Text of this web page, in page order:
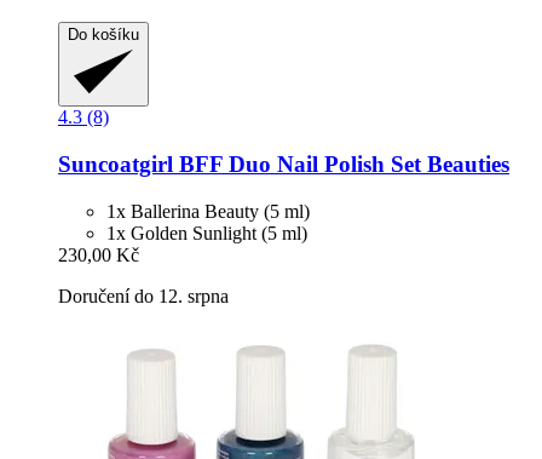
Do košíku
4.3 (8)
Suncoatgirl BFF Duo Nail Polish Set Beauties
1x Ballerina Beauty (5 ml)
1x Golden Sunlight (5 ml)
230,00 Kč
Doručení do 12. srpna